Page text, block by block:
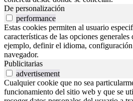
De personalización
performance
Estas cookies permiten al usuario
características de las opciones
ejemplo, definir el idioma,
navegador.
Publicitarias
advertisement
Cualquier cookie que no sea
funcionamiento del sitio web y que se